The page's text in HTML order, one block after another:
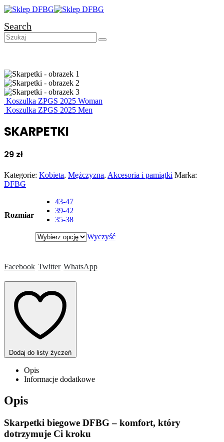
Search
Koszulka ZPGS 2025 Woman
Koszulka ZPGS 2025 Men
SKARPETKI
29 zł
Kategorie: Kobieta, Mężczyzna, Akcesoria i pamiątki Marka:
DFBG
Rozmiar
43-47
39-42
35-38
Wyczyść
Facebook Twitter WhatsApp
Dodaj do listy życzeń
Opis
Informacje dodatkowe
Opis
Skarpetki biegowe DFBG – komfort, który
dotrzymuje Ci kroku